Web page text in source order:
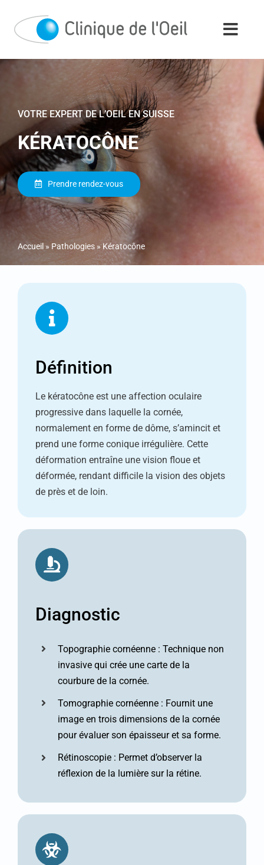
contenu
VOTRE EXPERT DE L’OEIL EN SUISSE
KÉRATOCÔNE
Prendre rendez-vous
Accueil » Pathologies»Kératocône
Définition
Le kératocône est une affection oculaire
progressive dans laquelle la cornée,
normalement en forme de dôme, s’amincit et
prend une forme conique irrégulière. Cette
déformation entraîne une vision floue et
déformée, rendant difficile la vision des objets
de près et de loin.
Diagnostic
Topographie cornéenne : Technique non
invasive qui crée une carte de la
courbure de la cornée.
Tomographie cornéenne : Fournit une
image en trois dimensions de la cornée
pour évaluer son épaisseur et sa forme.
Rétinoscopie : Permet d’observer la
réflexion de la lumière sur la rétine.